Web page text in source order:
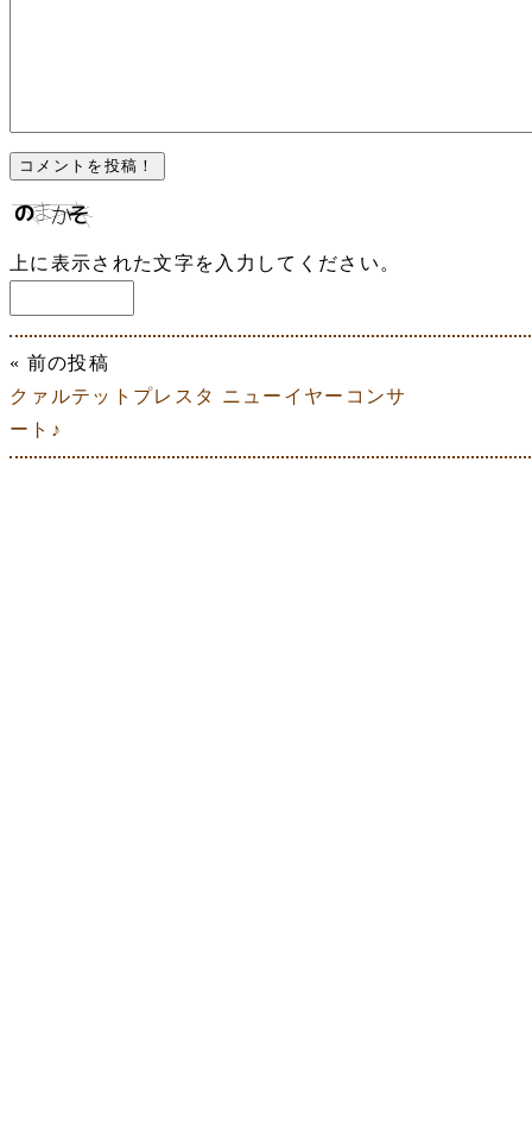
上に表示された文字を入力してください。
« 前の投稿
クァルテットプレスタ ニューイヤーコンサ
ート♪